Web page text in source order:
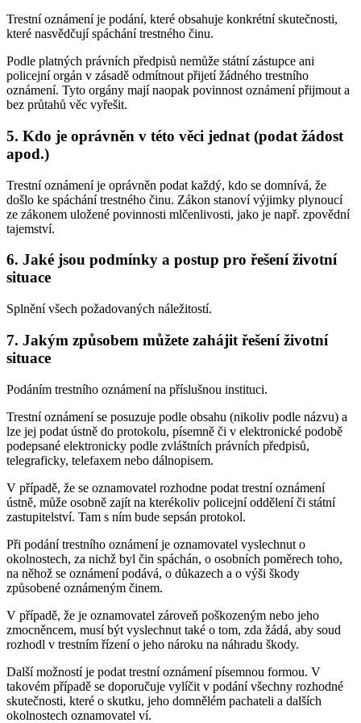
Trestní oznámení je podání, které obsahuje konkrétní skutečnosti,
které nasvědčují spáchání trestného činu.
Podle platných právních předpisů nemůže státní zástupce ani
policejní orgán v zásadě odmítnout přijetí žádného trestního
oznámení. Tyto orgány mají naopak povinnost oznámení přijmout a
bez průtahů věc vyřešit.
5. Kdo je oprávněn v této věci jednat (podat žádost
apod.)
Trestní oznámení je oprávněn podat každý, kdo se domnívá, že
došlo ke spáchání trestného činu. Zákon stanoví výjimky plynoucí
ze zákonem uložené povinnosti mlčenlivosti, jako je např. zpovědní
tajemství.
6. Jaké jsou podmínky a postup pro řešení životní
situace
Splnění všech požadovaných náležitostí.
7. Jakým způsobem můžete zahájit řešení životní
situace
Podáním trestního oznámení na příslušnou instituci.
Trestní oznámení se posuzuje podle obsahu (nikoliv podle názvu) a
lze jej podat ústně do protokolu, písemně či v elektronické podobě
podepsané elektronicky podle zvláštních právních předpisů,
telegraficky, telefaxem nebo dálnopisem.
V případě, že se oznamovatel rozhodne podat trestní oznámení
ústně, může osobně zajít na kterékoliv policejní oddělení či státní
zastupitelství. Tam s ním bude sepsán protokol.
Při podání trestního oznámení je oznamovatel vyslechnut o
okolnostech, za nichž byl čin spáchán, o osobních poměrech toho,
na něhož se oznámení podává, o důkazech a o výši škody
způsobené oznámeným činem.
V případě, že je oznamovatel zároveň poškozeným nebo jeho
zmocněncem, musí být vyslechnut také o tom, zda žádá, aby soud
rozhodl v trestním řízení o jeho nároku na náhradu škody.
Další možností je podat trestní oznámení písemnou formou. V
takovém případě se doporučuje vylíčit v podání všechny rozhodné
skutečnosti, které o skutku, jeho domnělém pachateli a dalších
okolnostech oznamovatel ví.